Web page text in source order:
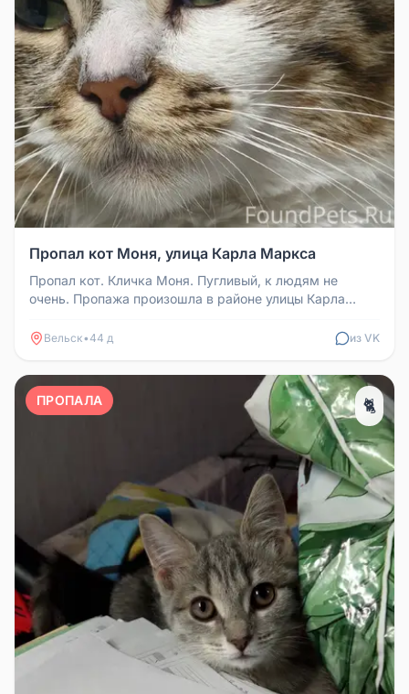
Пропал кот Моня, улица Карла Маркса
Пропал кот. Кличка Моня. Пугливый, к людям не
очень. Пропажа произошла в районе улицы Карла
Вельск•44 д из VK
ПРОПАЛА 🐈